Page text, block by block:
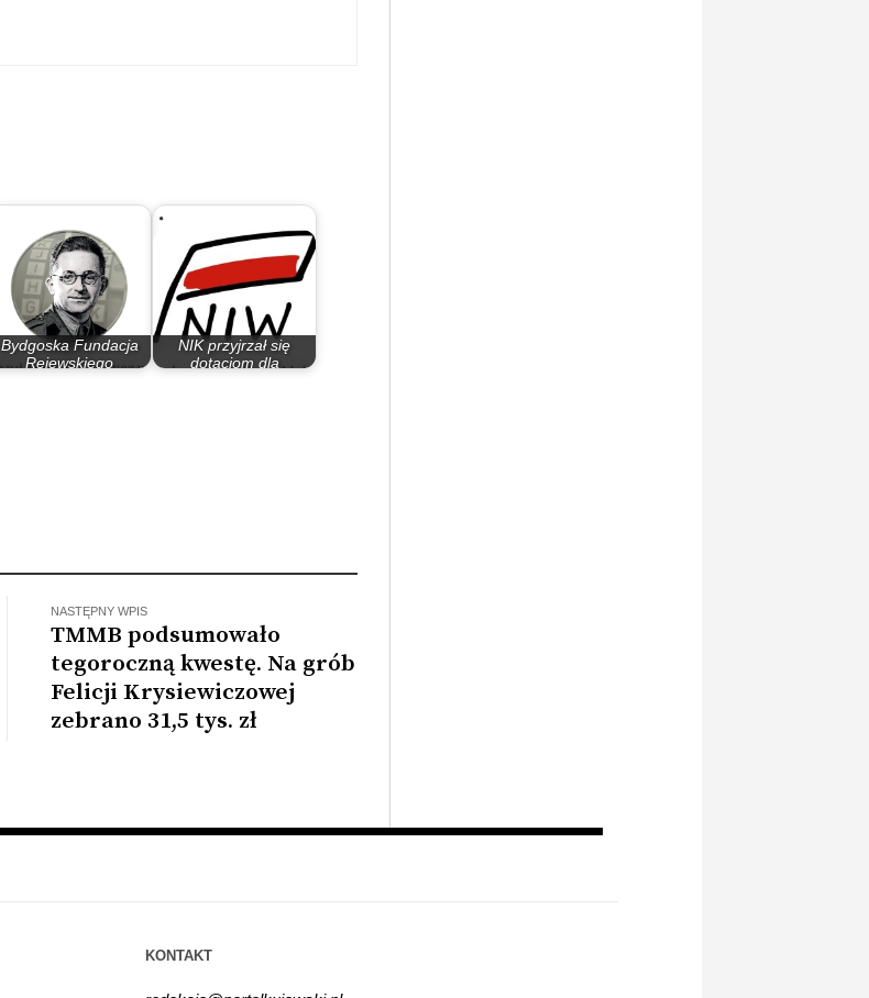
Bydgoska Fundacja
Rejewskiego
NIK przyjrzał się
dotacjom dla
NASTĘPNY WPIS
TMMB podsumowało
tegoroczną kwestę. Na grób
Felicji Krysiewiczowej
zebrano 31,5 tys. zł
KONTAKT